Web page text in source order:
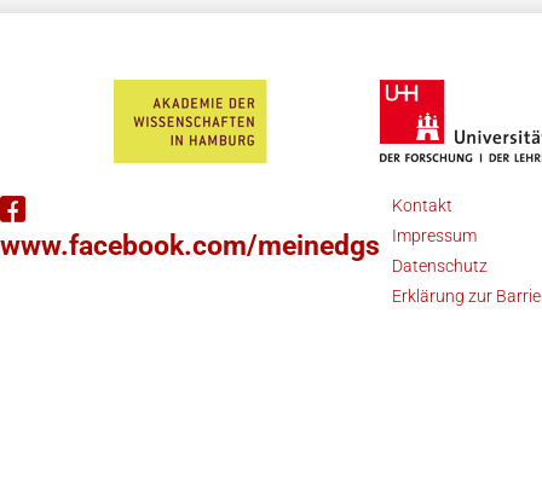
www.facebook.com/meinedgs
Kontakt
Impressum
Datenschutz
Erklärung zur